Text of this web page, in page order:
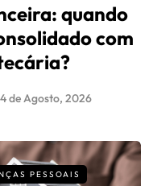
quando
com
4 de Agosto, 2026
PESSOAIS